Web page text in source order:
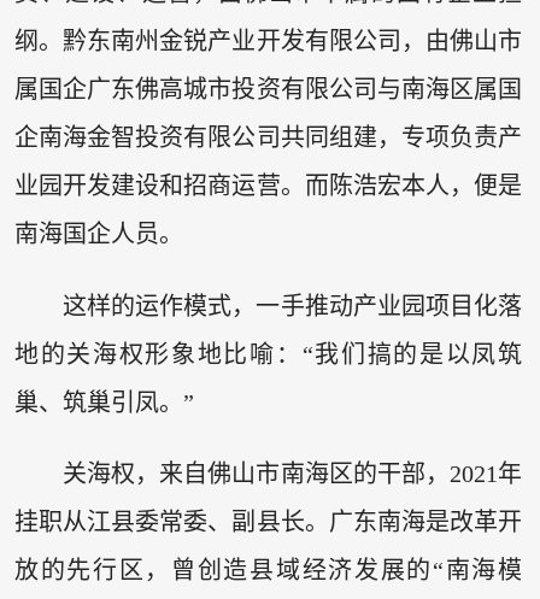
纲。黔东南州金锐产业开发有限公司，由佛山市
属国企广东佛高城市投资有限公司与南海区属国
企南海金智投资有限公司共同组建，专项负责产
业园开发建设和招商运营。而陈浩宏本人，便是
南海国企人员。
这样的运作模式，一手推动产业园项目化落
地的关海权形象地比喻：“我们搞的是以凤筑
巢、筑巢引凤。”
关海权，来自佛山市南海区的干部，2021年
挂职从江县委常委、副县长。广东南海是改革开
放的先行区，曾创造县域经济发展的“南海模